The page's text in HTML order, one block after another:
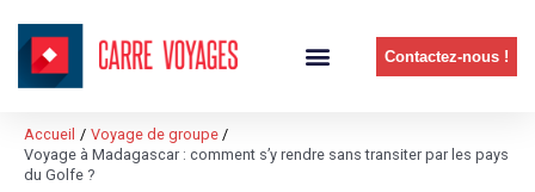
Contactez-nous !
Accueil
Voyage de groupe
Voyage à Madagascar : comment s’y rendre sans transiter par les pays
du Golfe ?